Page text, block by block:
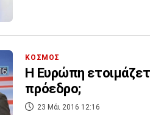
ΚΟΣΜΟΣ
Η Ευρώπη
πρόεδρο;
23 Μάι 2016 12:16